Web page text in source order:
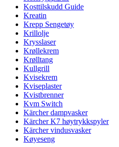
Kosttilskudd Guide
Kreatin
Krepp Sengetøy
Krillolje
Krysslaser
Krøllekrem
Krølltang
Kullgrill
Kvisekrem
Kviseplaster
Kvistbrenner
Kvm Switch
Kärcher dampvasker
Kärcher K7 høytrykkspyler
Kärcher vindusvasker
Køyeseng